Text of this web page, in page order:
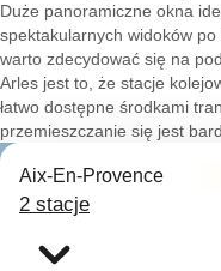
Duże panoramiczne okna
spektakularnych widoków
warto zdecydować się na
Arles jest to, że stacje
łatwo dostępne środkami
przemieszczanie się jest
Aix-En-Provence
2 stacje